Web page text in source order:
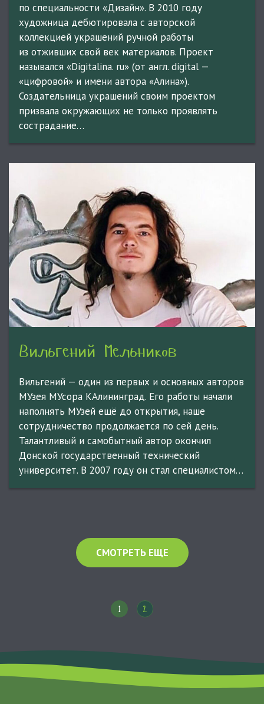
по специальности «Дизайн». В 2010 году
художница дебютировала с авторской
коллекцией украшений ручной работы
из отживших свой век материалов. Проект
назывался «Digitalina. ru» (от англ. digital —
«цифровой» и имени автора «Алина»).
Создательница украшений своим проектом
призвала окружающих не только проявлять
сострадание…
Вильгений Мельников
Вильгений — один из первых и основных авторов
МУзея МУсора КАлининград. Его работы начали
наполнять МУзей ещё до открытия, наше
сотрудничество продолжается по сей день.
Талантливый и самобытный автор окончил
Донской государственный технический
университет. В 2007 году он стал специалистом…
СМОТРЕТЬ ЕЩЕ
1 2